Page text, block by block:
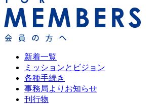
新着一覧
ミッションとビジョン
各種手続き
事務局よりお知らせ
刊行物